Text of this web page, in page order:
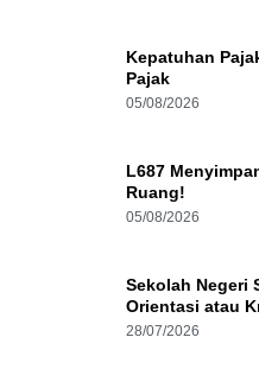
Kepatuhan
Pajak
05/08/2026
L687
Ruang!
05/08/2026
Sekolah Negeri
Orientasi atau
28/07/2026